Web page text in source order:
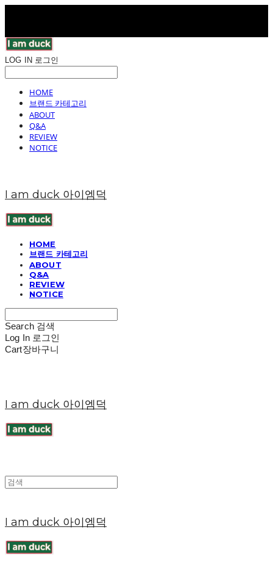
LOG IN 로그인
HOME
브랜드 카테고리
ABOUT
Q&A
REVIEW
NOTICE
I am duck 아이엠덕
HOME
브랜드 카테고리
ABOUT
Q&A
REVIEW
NOTICE
Search 검색
Log In 로그인
Cart장바구니
I am duck 아이엠덕
I am duck 아이엠덕